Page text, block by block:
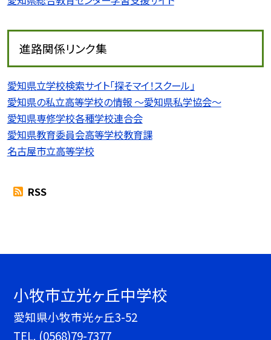
進路関係リンク集
愛知県立学校検索サイト「探そマイ！スクール」
愛知県の私立高等学校の情報 〜愛知県私学協会〜
愛知県専修学校各種学校連合会
愛知県教育委員会高等学校教育課
名古屋市立高等学校
RSS
小牧市立光ヶ丘中学校
愛知県小牧市光ヶ丘3-52
TEL. (0568)79-7377